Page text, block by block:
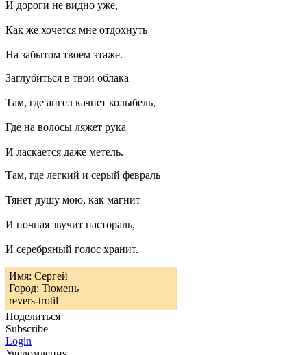
И дороги не видно уже,
Как же хочется мне отдохнуть
На забытом твоем этаже.
Заглубиться в твои облака
Там, где ангел качнет колыбель,
Где на волосы ляжет рука
И ласкается даже метель.
Там, где легкий и серый февраль
Тянет душу мою, как магнит
И ночная звучит пастораль,
И серебряный голос хранит.
Имя: Сергей
Город: Тюмень
revers-trotil
Поделиться
Subscribe
Login